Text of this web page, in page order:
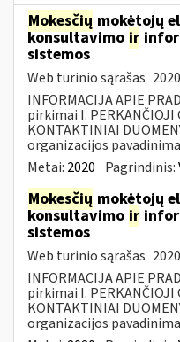
Mokesčių mokėtojų
konsultavimo ir
sistemos
Web turinio sąrašas
INFORMACIJA APIE
pirkimai I. PERKANČIOJI
KONTAKTINIAI
organizacijos
Metai: 2020 Pagrindinis:
Mokesčių mokėtojų
konsultavimo ir
sistemos
Web turinio sąrašas
INFORMACIJA APIE
pirkimai I. PERKANČIOJI
KONTAKTINIAI
organizacijos